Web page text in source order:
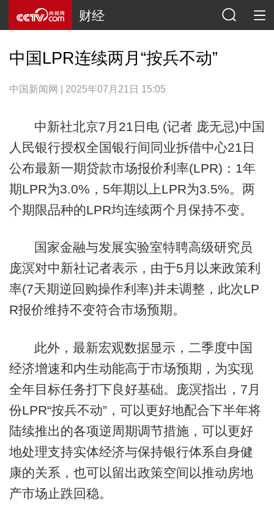
财经
中国LPR连续两月“按兵不动”
中国新闻网 | 2025年07月21日 15:05
中新社北京7月21日电 (记者 庞无忌)中国
人民银行授权全国银行间同业拆借中心21日
公布最新一期贷款市场报价利率(LPR)：1年
期LPR为3.0%，5年期以上LPR为3.5%。两
个期限品种的LPR均连续两个月保持不变。
国家金融与发展实验室特聘高级研究员
庞溟对中新社记者表示，由于5月以来政策利
率(7天期逆回购操作利率)并未调整，此次LP
R报价维持不变符合市场预期。
此外，最新宏观数据显示，二季度中国
经济增速和内生动能高于市场预期，为实现
全年目标任务打下良好基础。庞溟指出，7月
份LPR“按兵不动”，可以更好地配合下半年将
陆续推出的各项逆周期调节措施，可以更好
地处理支持实体经济与保持银行体系自身健
康的关系，也可以留出政策空间以推动房地
产市场止跌回稳。